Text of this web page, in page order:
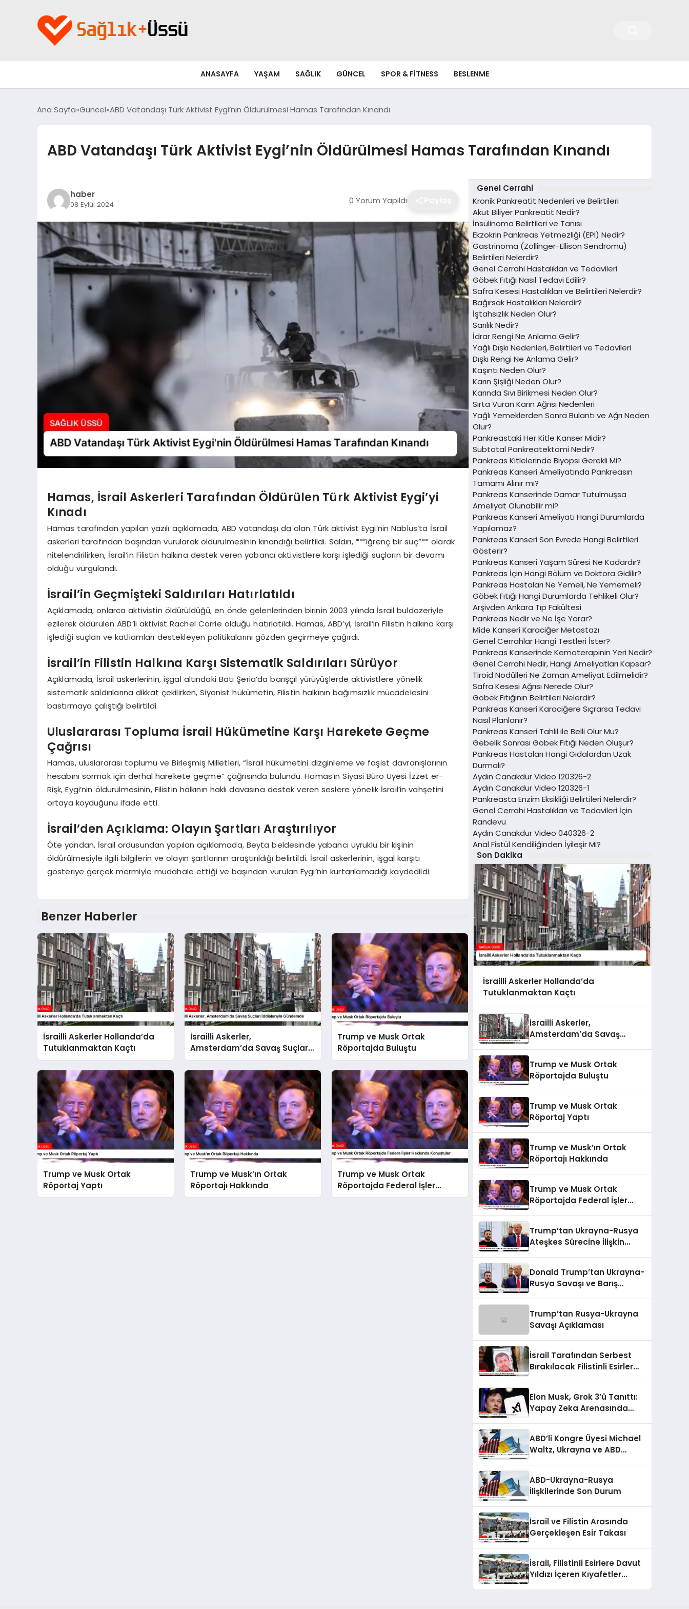
ANASAYFA YAŞAM SAĞLIK GÜNCEL SPOR & FITNESS BESLENME
Ana Sayfa Güncel ABD Vatandaşı Türk Aktivist Eygi’nin Öldürülmesi Hamas Tarafından Kınandı
ABD Vatandaşı Türk Aktivist Eygi’nin Öldürülmesi Hamas Tarafından Kınandı
haber
08 Eylül 2024 0 Yorum Yapıldı
Hamas, İsrail Askerleri Tarafından Öldürülen Türk Aktivist Eygi’yi
Kınadı
Hamas tarafından yapılan yazılı açıklamada, ABD vatandaşı da olan Türk aktivist Eygi’nin Nablus’ta İsrail
askerleri tarafından başından vurularak öldürülmesinin kınandığı belirtildi. Saldırı, **”iğrenç bir suç”** olarak
nitelendirilirken, İsrail’in Filistin halkına destek veren yabancı aktivistlere karşı işlediği suçların bir devamı
olduğu vurgulandı.
İsrail’in Geçmişteki Saldırıları Hatırlatıldı
Açıklamada, onlarca aktivistin öldürüldüğü, en önde gelenlerinden birinin 2003 yılında İsrail buldozeriyle
ezilerek öldürülen ABD’li aktivist Rachel Corrie olduğu hatırlatıldı. Hamas, ABD’yi, İsrail’in Filistin halkına karşı
işlediği suçları ve katliamları destekleyen politikalarını gözden geçirmeye çağırdı.
İsrail’in Filistin Halkına Karşı Sistematik Saldırıları Sürüyor
Açıklamada, İsrail askerlerinin, işgal altındaki Batı Şeria’da barışçıl yürüyüşlerde aktivistlere yönelik
sistematik saldırılarına dikkat çekilirken, Siyonist hükümetin, Filistin halkının bağımsızlık mücadelesini
bastırmaya çalıştığı belirtildi.
Uluslararası Topluma İsrail Hükümetine Karşı Harekete Geçme
Çağrısı
Hamas, uluslararası toplumu ve Birleşmiş Milletleri, “İsrail hükümetini dizginleme ve faşist davranışlarının
hesabını sormak için derhal harekete geçme” çağrısında bulundu. Hamas’ın Siyasi Büro Üyesi İzzet er-
Rişk, Eygi’nin öldürülmesinin, Filistin halkının haklı davasına destek veren seslere yönelik İsrail’in vahşetini
ortaya koyduğunu ifade etti.
İsrail’den Açıklama: Olayın Şartları Araştırılıyor
Öte yandan, İsrail ordusundan yapılan açıklamada, Beyta beldesinde yabancı uyruklu bir kişinin
öldürülmesiyle ilgili bilgilerin ve olayın şartlarının araştırıldığı belirtildi. İsrail askerlerinin, işgal karşıtı
gösteriye gerçek mermiyle müdahale ettiği ve başından vurulan Eygi’nin kurtarılamadığı kaydedildi.
Benzer Haberler
İsrailli Askerler Hollanda’da
Tutuklanmaktan Kaçtı
İsrailli Askerler,
Amsterdam’da Savaş Suçları
İddialarıyla Gündemde
Trump ve Musk Ortak
Röportajda Buluştu
Trump ve Musk Ortak
Röportaj Yaptı
Trump ve Musk’ın Ortak
Röportajı Hakkında
Trump ve Musk Ortak
Röportajda Federal İşler
Hakkında Konuştular
Genel Cerrahi
Kronik Pankreatit Nedenleri ve Belirtileri
Akut Biliyer Pankreatit Nedir?
İnsülinoma Belirtileri ve Tanısı
Ekzokrin Pankreas Yetmezliği (EPI) Nedir?
Gastrinoma (Zollinger-Ellison Sendromu)
Belirtileri Nelerdir?
Genel Cerrahi Hastalıkları ve Tedavileri
Göbek Fıtığı Nasıl Tedavi Edilir?
Safra Kesesi Hastalıkları ve Belirtileri Nelerdir?
Bağırsak Hastalıkları Nelerdir?
İştahsızlık Neden Olur?
Sarılık Nedir?
İdrar Rengi Ne Anlama Gelir?
Yağlı Dışkı Nedenleri, Belirtileri ve Tedavileri
Dışkı Rengi Ne Anlama Gelir?
Kaşıntı Neden Olur?
Karın Şişliği Neden Olur?
Karında Sıvı Birikmesi Neden Olur?
Sırta Vuran Karın Ağrısı Nedenleri
Yağlı Yemeklerden Sonra Bulantı ve Ağrı Neden
Olur?
Pankreastaki Her Kitle Kanser Midir?
Subtotal Pankreatektomi Nedir?
Pankreas Kitlelerinde Biyopsi Gerekli Mi?
Pankreas Kanseri Ameliyatında Pankreasın
Tamamı Alınır mı?
Pankreas Kanserinde Damar Tutulmuşsa
Ameliyat Olunabilir mi?
Pankreas Kanseri Ameliyatı Hangi Durumlarda
Yapılamaz?
Pankreas Kanseri Son Evrede Hangi Belirtileri
Gösterir?
Pankreas Kanseri Yaşam Süresi Ne Kadardır?
Pankreas İçin Hangi Bölüm ve Doktora Gidilir?
Pankreas Hastaları Ne Yemeli, Ne Yememeli?
Göbek Fıtığı Hangi Durumlarda Tehlikeli Olur?
Arşivden Ankara Tıp Fakültesi
Pankreas Nedir ve Ne İşe Yarar?
Mide Kanseri Karaciğer Metastazı
Genel Cerrahlar Hangi Testleri İster?
Pankreas Kanserinde Kemoterapinin Yeri Nedir?
Genel Cerrahi Nedir, Hangi Ameliyatları Kapsar?
Tiroid Nodülleri Ne Zaman Ameliyat Edilmelidir?
Safra Kesesi Ağrısı Nerede Olur?
Göbek Fıtığının Belirtileri Nelerdir?
Pankreas Kanseri Karaciğere Sıçrarsa Tedavi
Nasıl Planlanır?
Pankreas Kanseri Tahlil ile Belli Olur Mu?
Gebelik Sonrası Göbek Fıtığı Neden Oluşur?
Pankreas Hastaları Hangi Gıdalardan Uzak
Durmalı?
Aydın Canakdur Video 120326-2
Aydın Canakdur Video 120326-1
Pankreasta Enzim Eksikliği Belirtileri Nelerdir?
Genel Cerrahi Hastalıkları ve Tedavileri İçin
Randevu
Aydın Canakdur Video 040326-2
Anal Fistül Kendiliğinden İyileşir Mi?
Son Dakika
İsrailli Askerler Hollanda’da
Tutuklanmaktan Kaçtı
İsrailli Askerler,
Amsterdam’da Savaş
Trump ve Musk Ortak
Röportajda Buluştu
Trump ve Musk Ortak
Röportaj Yaptı
Trump ve Musk’ın Ortak
Röportajı Hakkında
Trump ve Musk Ortak
Röportajda Federal İşler
Trump’tan Ukrayna-Rusya
Ateşkes Sürecine İlişkin
Donald Trump’tan Ukrayna-
Rusya Savaşı ve Barış
Trump’tan Rusya-Ukrayna
Savaşı Açıklaması
İsrail Tarafından Serbest
Bırakılacak Filistinli Esirler
Elon Musk, Grok 3’ü Tanıttı:
Yapay Zeka Arenasında
ABD’li Kongre Üyesi Michael
Waltz, Ukrayna ve ABD
Değerlendirdi
ABD-Ukrayna-Rusya
İlişkilerinde Son Durum
İsrail ve Filistin Arasında
Gerçekleşen Esir Takası
İsrail, Filistinli Esirlere Davut
Yıldızı İçeren Kıyafetler